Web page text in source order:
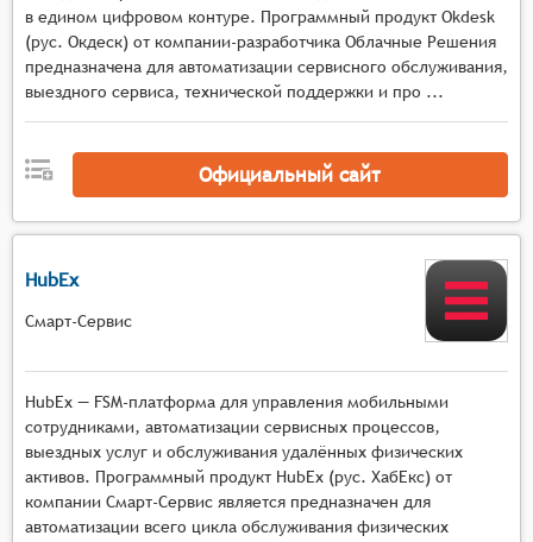
данных,
настройка геозон с автоматическим
оповещением при входе или выходе объектов
из заданных территорий,
контроль параметров, передаваемых с
датчиков, установленных на подвижных
объектах (например, скорость, уровень
в едином цифровом контуре. Программный продукт Okdesk
(рус. Окдеск) от компании-разработчика Облачные Решения
предназначена для автоматизации сервисного обслуживания,
выездного сервиса, технической поддержки и про ...
Официальный сайт
HubEx
Смарт-Сервис
HubEx — FSM-платформа для управления мобильными
сотрудниками, автоматизации сервисных процессов,
выездных услуг и обслуживания удалённых физических
активов. Программный продукт HubEx (рус. ХабЕкс) от
компании Смарт-Сервис является предназначен для
автоматизации всего цикла обслуживания физических